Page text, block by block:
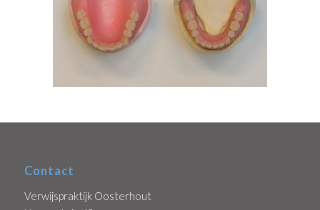
Contact
Verwijspraktijk Oosterhout